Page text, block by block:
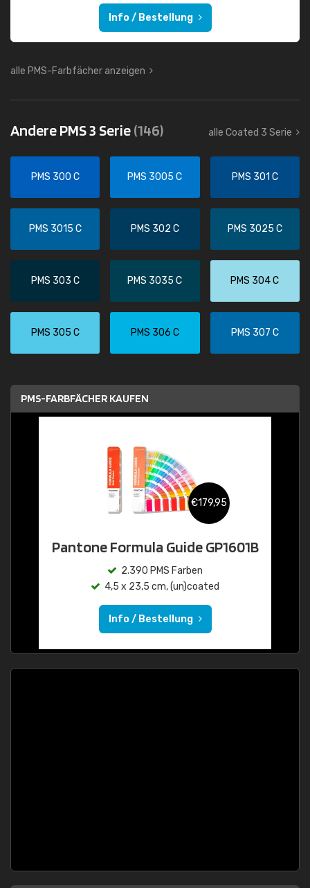
Info / Bestellung
alle PMS-Farbfächer anzeigen
Andere PMS 3 Serie(146) alle Coated 3 Serie
PMS 300 C PMS 3005 C PMS 301 C
PMS 3015 C PMS 302 C PMS 3025 C
PMS 303 C PMS 3035 C PMS 304 C
PMS 305 C PMS 306 C PMS 307 C
PMS-FARBFÄCHER KAUFEN
€179,95
Pantone Formula Guide GP1601B
2.390 PMS Farben
4,5 x 23,5 cm, (un)coated
Info / Bestellung